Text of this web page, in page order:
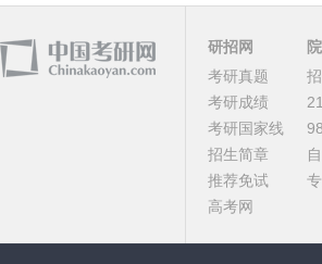
研招网
考研真题
考研成绩
考研国家线
招生简章
推荐免试
高考网